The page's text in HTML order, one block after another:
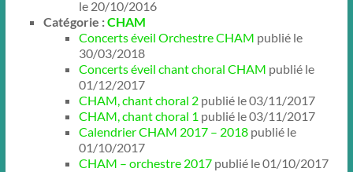
le 20/10/2016
Catégorie :CHAM
Concerts éveil Orchestre CHAM publié le
30/03/2018
Concerts éveil chant choral CHAM publié le
01/12/2017
CHAM, chant choral 2publié le 03/11/2017
CHAM, chant choral 1 publié le 03/11/2017
Calendrier CHAM 2017 – 2018publié le
01/10/2017
CHAM – orchestre 2017publié le 01/10/2017